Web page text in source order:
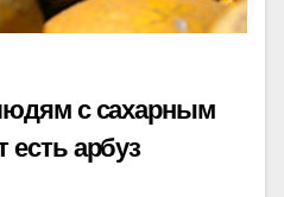
с сахарным
есть арбуз